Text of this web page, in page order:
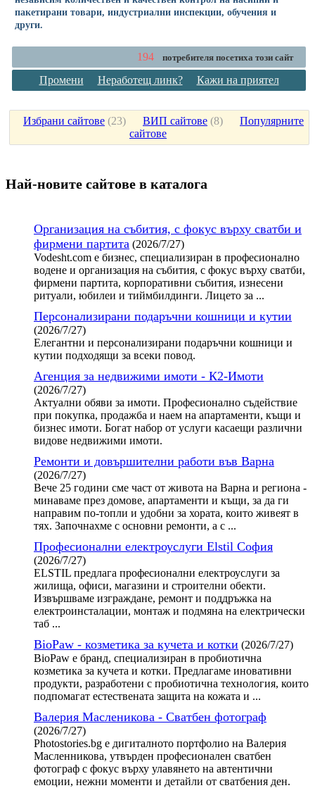
пакетирани товари, индустриални инспекции, обучения и
други.
194 потребителя посетиха този сайт
Промени Неработещ линк? Кажи на приятел
Избрани сайтове (23) ВИП сайтове (8) Популярните
сайтове
Най-новите сайтoве в каталога
Организация на събития, с фокус върху сватби и
фирмени партита (2026/7/27)
Vodesht.com е бизнес, специализиран в професионално
водене и организация на събития, с фокус върху сватби,
фирмени партита, корпоративни събития, изнесени
ритуали, юбилеи и тиймбилдинги. Лицето за ...
Персонализирани подаръчни кошници и кутии
(2026/7/27)
Елегантни и персонализирани подаръчни кошници и
кутии подходящи за всеки повод.
Агенция за недвижими имоти - К2-Имоти
(2026/7/27)
Актуални обяви за имоти. Професионално съдействие
при покупка, продажба и наем на апартаменти, къщи и
бизнес имоти. Богат набор от услуги касаещи различни
видове недвижими имоти.
Ремонти и довършителни работи във Варна
(2026/7/27)
Вече 25 години сме част от живота на Варна и региона -
минаваме през домове, апартаменти и къщи, за да ги
направим по-топли и удобни за хората, които живеят в
тях. Започнахме с основни ремонти, а с ...
Професионални електроуслуги Elstil София
(2026/7/27)
ELSTIL предлага професионални електроуслуги за
жилища, офиси, магазини и строителни обекти.
Извършваме изграждане, ремонт и поддръжка на
електроинсталации, монтаж и подмяна на електрически
таб ...
BioPaw - козметика за кучета и котки (2026/7/27)
BioPaw е бранд, специализиран в пробиотична
козметика за кучета и котки. Предлагаме иновативни
продукти, разработени с пробиотична технология, които
подпомагат естествената защита на кожата и ...
Валерия Масленикова - Сватбен фотограф
(2026/7/27)
Photostories.bg е дигиталното портфолио на Валерия
Масленникова, утвърден професионален сватбен
фотограф с фокус върху улавянето на автентични
емоции, нежни моменти и детайли от сватбения ден.